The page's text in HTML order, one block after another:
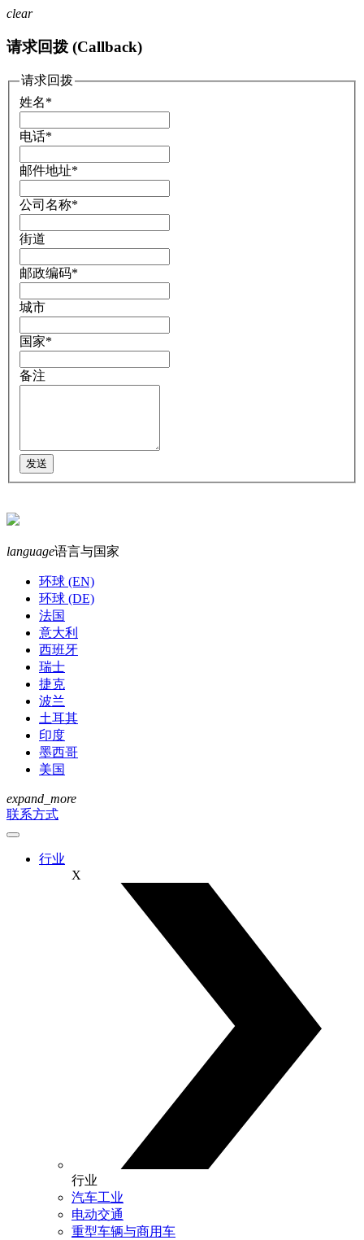
clear
请求回拨 (Callback)
请求回拨
姓名*
电话*
邮件地址*
公司名称*
街道
邮政编码*
城市
国家*
备注
language语言与国家
环球 (EN)
环球 (DE)
法国
意大利
西班牙
瑞士
捷克
波兰
土耳其
印度
墨西哥
美国
expand_more
联系方式
行业
X
行业
汽车工业
电动交通
重型车辆与商用车